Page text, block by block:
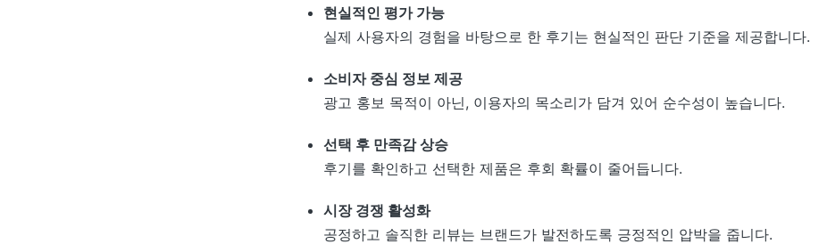
현실적인 평가 가능
실제 사용자의 경험을 바탕으로 한 후기는 현실적인 판단 기준을 제공합니다.
소비자 중심 정보 제공
광고 홍보 목적이 아닌, 이용자의 목소리가 담겨 있어 순수성이 높습니다.
선택 후 만족감 상승
후기를 확인하고 선택한 제품은 후회 확률이 줄어듭니다.
시장 경쟁 활성화
공정하고 솔직한 리뷰는 브랜드가 발전하도록 긍정적인 압박을 줍니다.